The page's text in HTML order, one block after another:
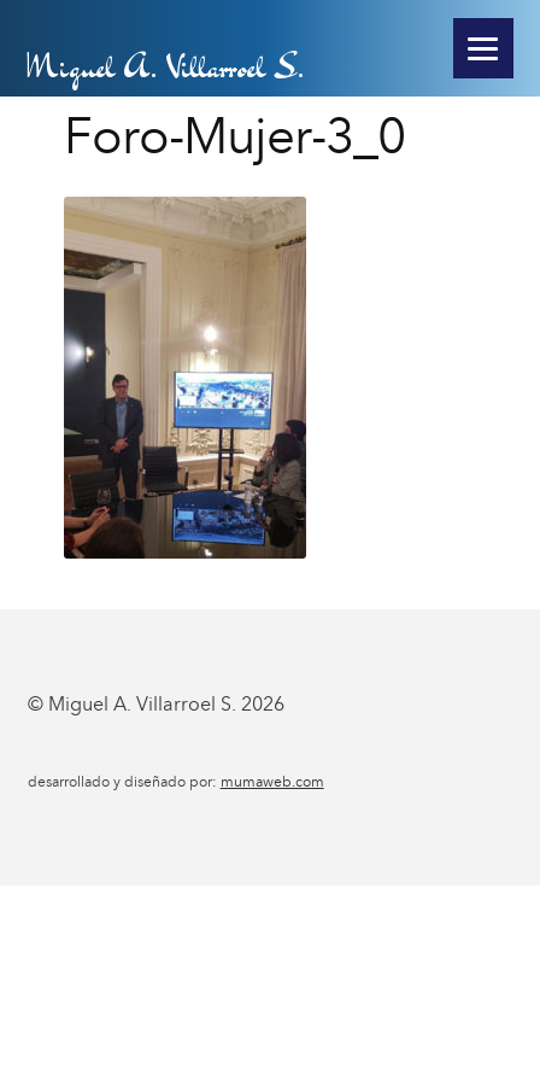
Miguel A. Villarroel S.
Foro-Mujer-3_0
© Miguel A. Villarroel S. 2026
desarrollado y diseñado por: mumaweb.com